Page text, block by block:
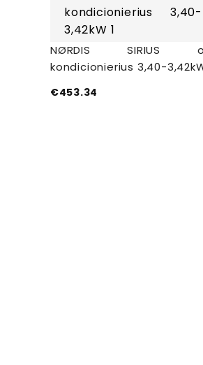
NØRDIS SIRIUS
kondicionierius 3,40-
€453.34